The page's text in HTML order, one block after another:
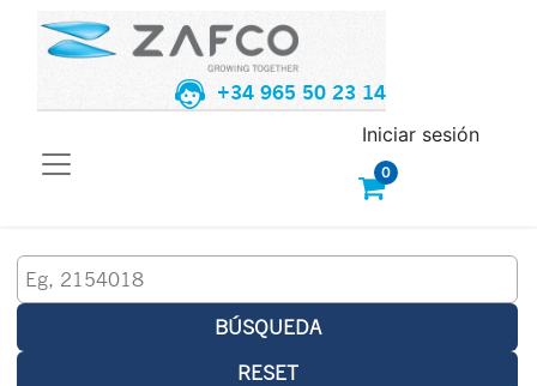
+34 965 50 23 14
0
Iniciar sesión
BÚSQUEDA
RESET